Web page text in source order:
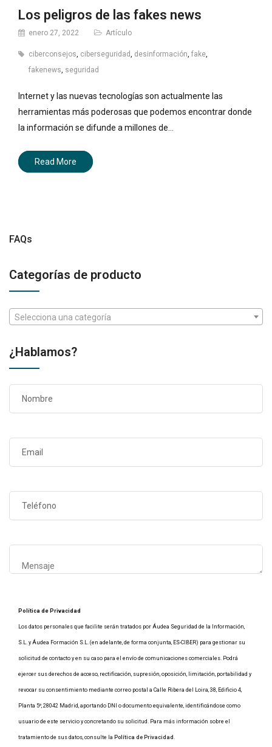
Los peligros de las fakes news
enero 27, 2022 Artículo
ciberconsejos ciberseguridad desinformación fake
fakenews seguridad
Internet y las nuevas tecnologías son actualmente las
herramientas más poderosas que podemos encontrar donde
la información se difunde a millones de…
Read More
FAQs
Categorías de producto
Selecciona una categoría
¿Hablamos?
Política de Privacidad
Los datos personales que facilite serán tratados por Áudea Seguridad de la Información,
S.L. y Áudea Formación S.L. (en adelante, de forma conjunta, ES-CIBER) para gestionar su
solicitud de contacto y en su caso para el envío de comunicaciones comerciales. Podrá
ejercer sus derechos de acceso, rectificación, supresión, oposición, limitación, portabilidad y
revocar su consentimiento mediante correo postal a Calle Ribera del Loira, 38, Edificio 4,
Planta 5º, 28042 Madrid, aportando DNI o documento equivalente, identificándose como
usuario de este servicio y concretando su solicitud. Para más información sobre el
tratamiento de sus datos, consulte la Política de Privacidad